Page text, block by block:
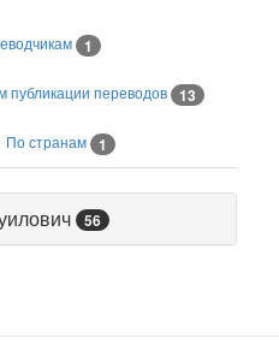
1
публикации переводов 13
По странам 1
56